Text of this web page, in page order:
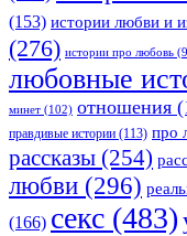
(153) истории любви и
(276) истории про любовь
любовные
минет (102) отношения
правдивые истории (113) про
рассказы (254)
любви (296)
(166) секс (483)